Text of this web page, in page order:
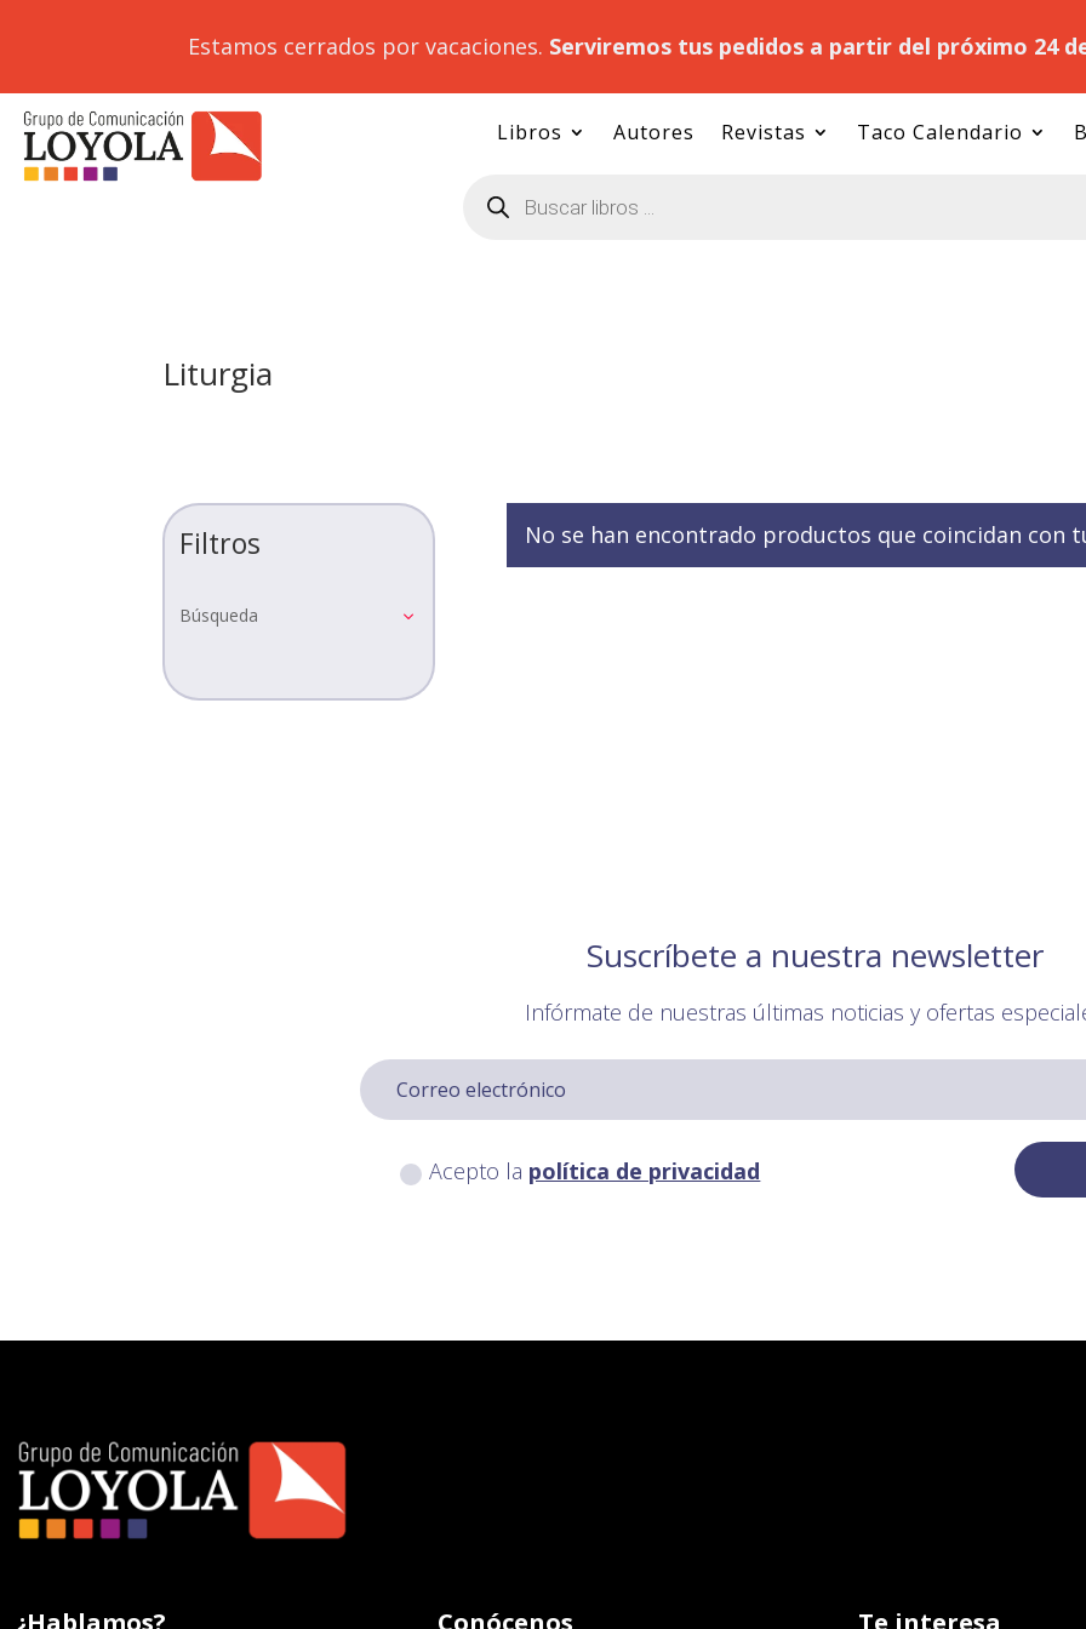
Estamos cerrados por vacaciones. Serviremos tus pedidos a partir del próximo 24
Libros Autores Revistas Taco Calendario
productos
Liturgia
Filtros
Búsqueda
No se han encontrado productos que coincidan con
Suscríbete a nuestra newsletter
Infórmate de nuestras últimas noticias y ofertas
Acepto la política de privacidad